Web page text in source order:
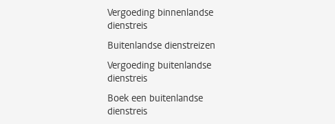
Vergoeding binnenlandse
dienstreis
Buitenlandse dienstreizen
Vergoeding buitenlandse
dienstreis
Boek een buitenlandse
dienstreis